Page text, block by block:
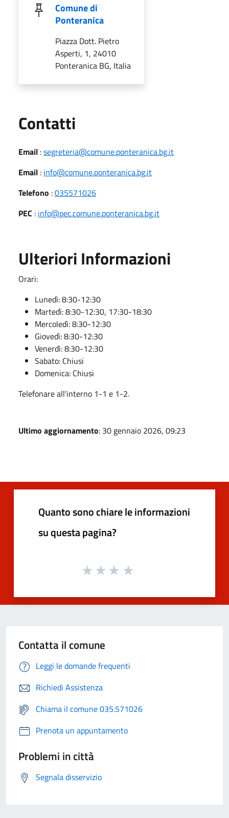
Comune di
Ponteranica
Piazza Dott. Pietro
Asperti, 1, 24010
Ponteranica BG, Italia
Contatti
Email :segreteria@comune.ponteranica.bg.it
Email : info@comune.ponteranica.bg.it
Telefono :035571026
PEC : info@pec.comune.ponteranica.bg.it
Ulteriori Informazioni
Orari:
Lunedì: 8:30-12:30
Martedì: 8:30-12:30, 17:30-18:30
Mercoledì: 8:30-12:30
Giovedì: 8:30-12:30
Venerdì: 8:30-12:30
Sabato: Chiusi
Domenica: Chiusi
Telefonare all'interno 1-1 e 1-2.
Ultimo aggiornamento: 30 gennaio 2026, 09:23
Quanto sono chiare le informazioni
su questa pagina?
Contatta il comune
Leggi le domande frequenti
Richiedi Assistenza
Chiama il comune 035.571026
Prenota un appuntamento
Problemi in città
Segnala disservizio